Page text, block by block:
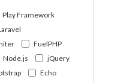
Play Framework
FuelPHP
Node.js
jQuery
Echo